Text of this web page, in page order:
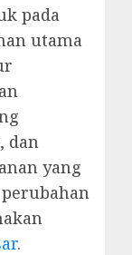
pada
utama
dan
yang
.